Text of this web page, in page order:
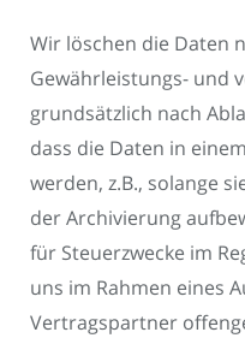
Wir löschen die Daten
Gewährleistungs- und
grundsätzlich nach
dass die Daten in
werden, z.B., solange
der Archivierung
für Steuerzwecke im
uns im Rahmen eines
Vertragspartner